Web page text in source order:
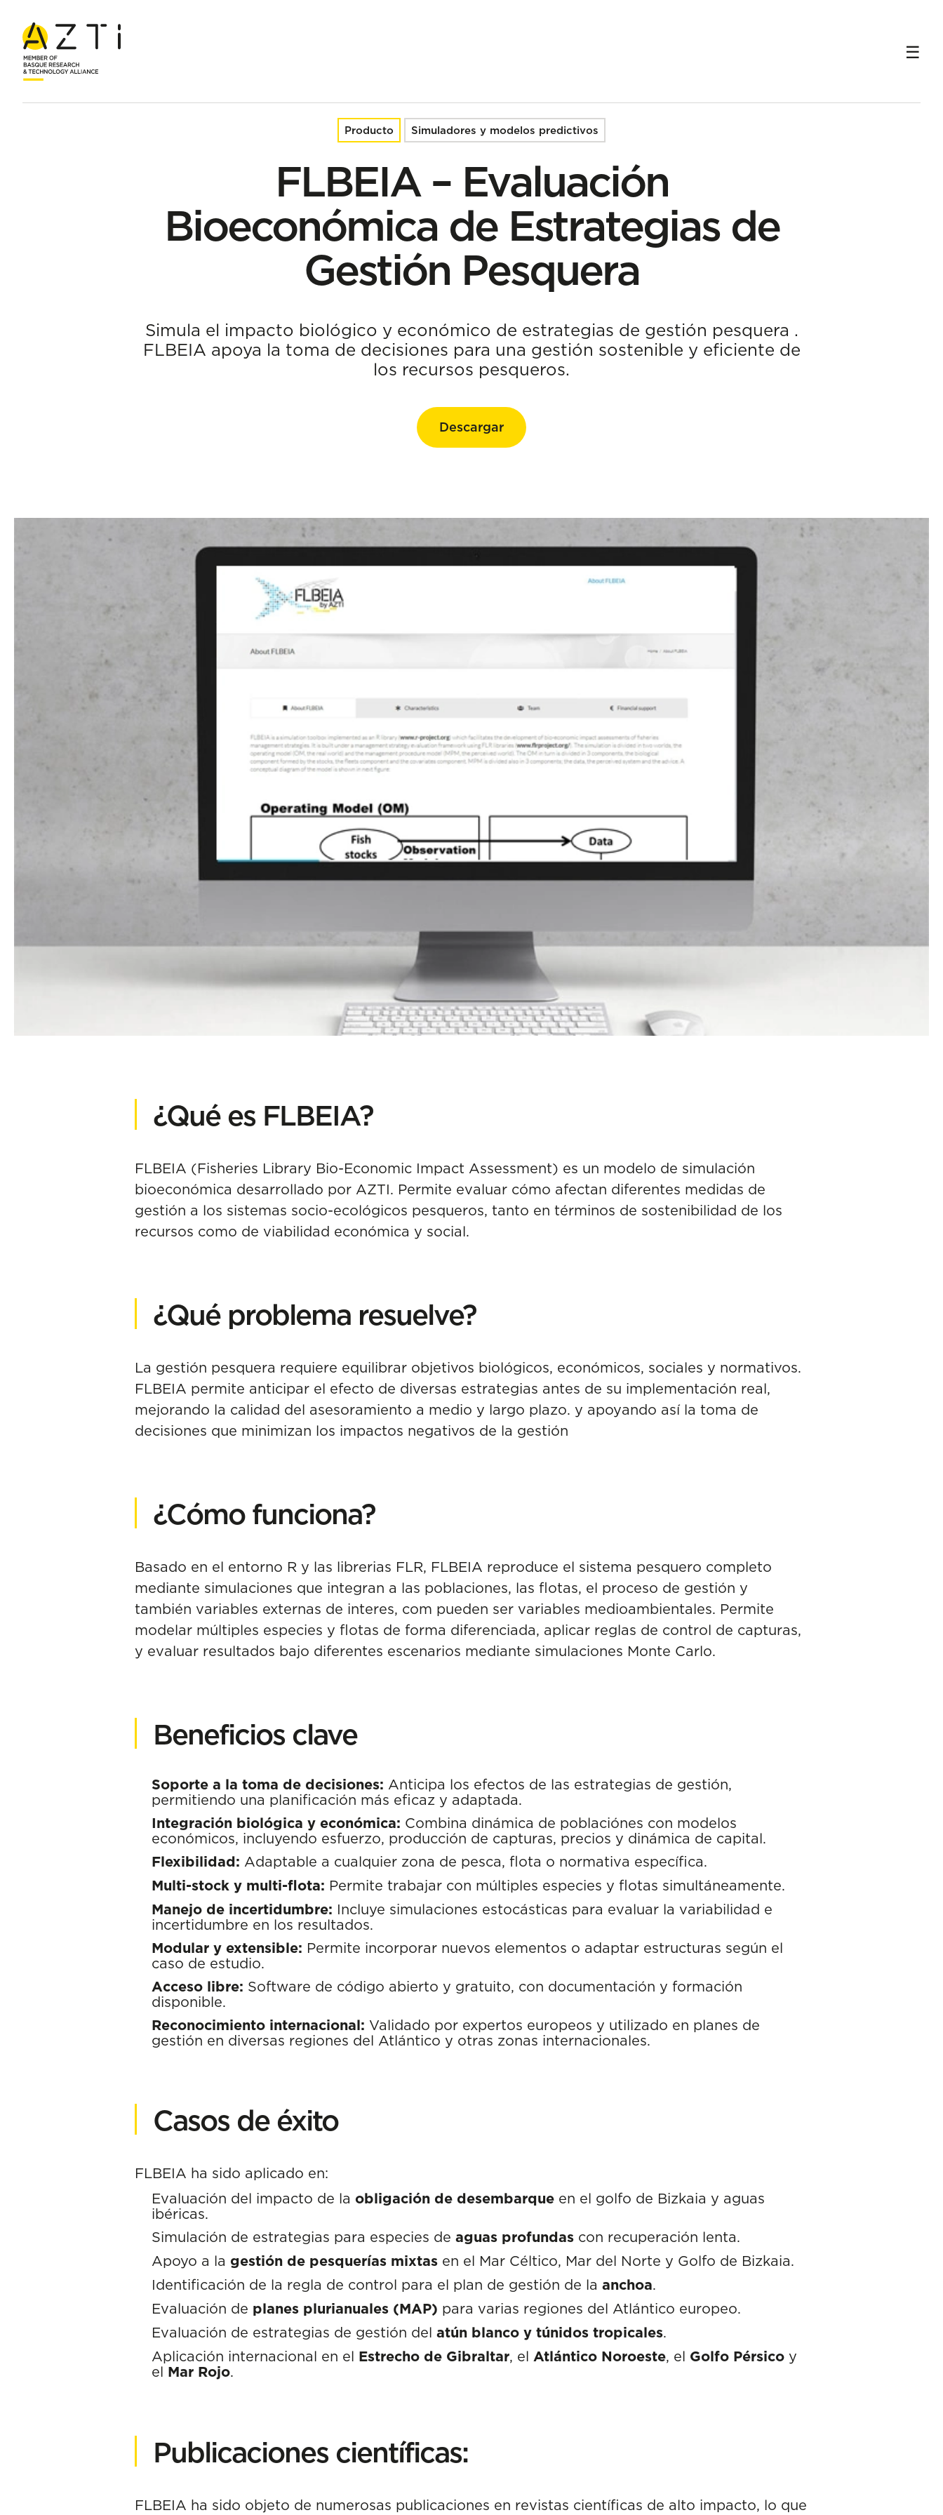
Inicio Productos FLBEIA – Evaluación Bioeconómica de Estrategias de Gestión Pesquera
Producto Simuladores y modelos predictivos
FLBEIA – Evaluación
Bioeconómica de Estrategias de
Gestión Pesquera
Simula el impacto biológico y económico de estrategias de gestión pesquera .
FLBEIA apoya la toma de decisiones para una gestión sostenible y eficiente de
los recursos pesqueros.
Descargar
¿Qué es FLBEIA?
FLBEIA (Fisheries Library Bio-Economic Impact Assessment) es un modelo de simulación
bioeconómica desarrollado por AZTI. Permite evaluar cómo afectan diferentes medidas de
gestión a los sistemas socio-ecológicos pesqueros, tanto en términos de sostenibilidad de los
recursos como de viabilidad económica y social.
¿Qué problema resuelve?
La gestión pesquera requiere equilibrar objetivos biológicos, económicos, sociales y normativos.
FLBEIA permite anticipar el efecto de diversas estrategias antes de su implementación real,
mejorando la calidad del asesoramiento a medio y largo plazo. y apoyando así la toma de
decisiones que minimizan los impactos negativos de la gestión
¿Cómo funciona?
Basado en el entorno R y las librerias FLR, FLBEIA reproduce el sistema pesquero completo
mediante simulaciones que integran a las poblaciones, las flotas, el proceso de gestión y
también variables externas de interes, com pueden ser variables medioambientales. Permite
modelar múltiples especies y flotas de forma diferenciada, aplicar reglas de control de capturas,
y evaluar resultados bajo diferentes escenarios mediante simulaciones Monte Carlo.
Beneficios clave
Soporte a la toma de decisiones: Anticipa los efectos de las estrategias de gestión,
permitiendo una planificación más eficaz y adaptada.
Integración biológica y económica: Combina dinámica de poblaciónes con modelos
económicos, incluyendo esfuerzo, producción de capturas, precios y dinámica de capital.
Flexibilidad: Adaptable a cualquier zona de pesca, flota o normativa específica.
Multi-stock y multi-flota: Permite trabajar con múltiples especies y flotas simultáneamente.
Manejo de incertidumbre: Incluye simulaciones estocásticas para evaluar la variabilidad e
incertidumbre en los resultados.
Modular y extensible: Permite incorporar nuevos elementos o adaptar estructuras según el
caso de estudio.
Acceso libre: Software de código abierto y gratuito, con documentación y formación
disponible.
Reconocimiento internacional: Validado por expertos europeos y utilizado en planes de
gestión en diversas regiones del Atlántico y otras zonas internacionales.
Casos de éxito
FLBEIA ha sido aplicado en:
Evaluación del impacto de la obligación de desembarque en el golfo de Bizkaia y aguas
ibéricas.
Simulación de estrategias para especies de aguas profundas con recuperación lenta.
Apoyo a la gestión de pesquerías mixtas en el Mar Céltico, Mar del Norte y Golfo de Bizkaia.
Identificación de la regla de control para el plan de gestión de la anchoa.
Evaluación de planes plurianuales (MAP) para varias regiones del Atlántico europeo.
Evaluación de estrategias de gestión del atún blanco y túnidos tropicales.
Aplicación internacional en el Estrecho de Gibraltar, el Atlántico Noroeste, el Golfo Pérsico y
el Mar Rojo.
Publicaciones científicas:
FLBEIA ha sido objeto de numerosas publicaciones en revistas científicas de alto impacto, lo que